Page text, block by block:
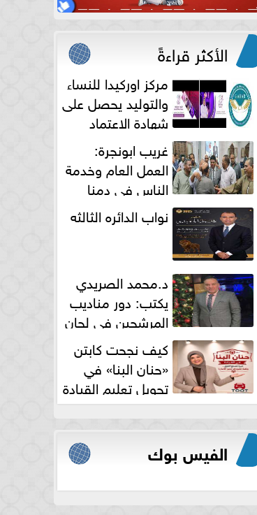
الأكثر قراءةً
مركز اوركيدا للنساء
والتوليد يحصل على
شهادة الاعتماد
الكامل
غريب ابونجرة:
العمل العام وخدمة
الناس فى دمنا
نواب الدائره الثالثه
د.محمد الصريدي
يكتب: دور مناديب
المرشحين في لجان
الانتخابات
كيف نجحت كابتن
«حنان البنا» في
تحويل تعليم القيادة
النسائية من خوف...
الفيس بوك